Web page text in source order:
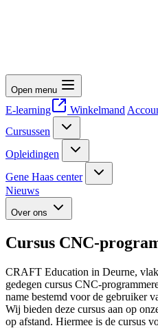
Open menu
E-learning Winkelmand
Cursussen
Opleidingen
Gene Haas center
Nieuws
Over ons
Cursus CNC-
CRAFT Education in Deurne,
gedegen cursus CNC-
name bestemd voor de gebruiker
Wij bieden deze cursus aan op
op afstand. Hiermee is de cursus